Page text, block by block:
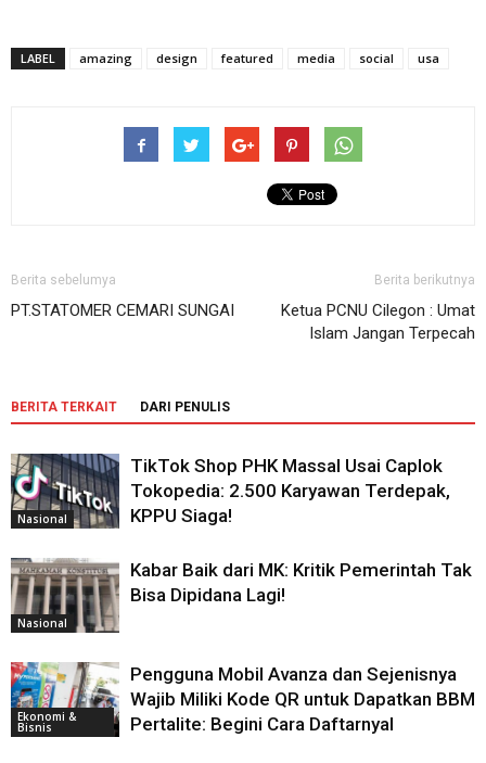
LABEL amazing design featured media social usa
Berita sebelumya
PT.STATOMER CEMARI SUNGAI
Berita berikutnya
Ketua PCNU Cilegon : Umat
Islam Jangan Terpecah
BERITA TERKAIT DARI PENULIS
Nasional
TikTok Shop PHK Massal Usai Caplok
Tokopedia: 2.500 Karyawan Terdepak,
KPPU Siaga!
Nasional
Kabar Baik dari MK: Kritik Pemerintah Tak
Bisa Dipidana Lagi!
Ekonomi &
Bisnis
Pengguna Mobil Avanza dan Sejenisnya
Wajib Miliki Kode QR untuk Dapatkan BBM
Pertalite: Begini Cara Daftarnyal